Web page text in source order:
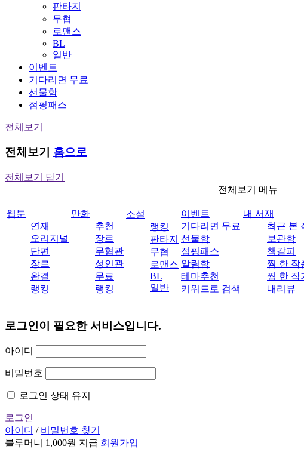
판타지
무협
로맨스
BL
일반
이벤트
기다리면 무료
선물함
점핑패스
전체보기
전체보기 홈으로
전체보기 닫기
전체보기 메뉴
웹툰
연재
오리지널
단편
장르
완결
랭킹
만화
추천
장르
무협관
성인관
무료
랭킹
소설
랭킹
판타지
무협
로맨스
BL
일반
이벤트
기다리면 무료
선물함
점핑패스
알림함
테마추천
키워드로 검색
내 서재
최근 본
보관함
책갈피
찜 한 작
찜 한 작
내리뷰
로그인이 필요한 서비스입니다.
아이디
비밀번호
로그인 상태 유지
로그인
아이디 / 비밀번호 찾기
블루머니 1,000원 지급 회원가입